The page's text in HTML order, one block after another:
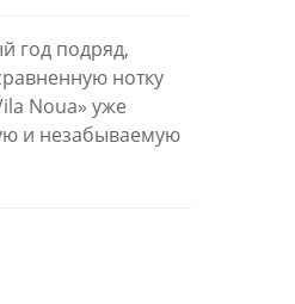
год подряд,
нотку
Noua» уже
и незабываемую